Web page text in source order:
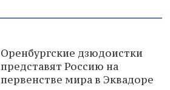
Оренбургские дзюдоистки
представят Россию на
первенстве мира в Эквадоре